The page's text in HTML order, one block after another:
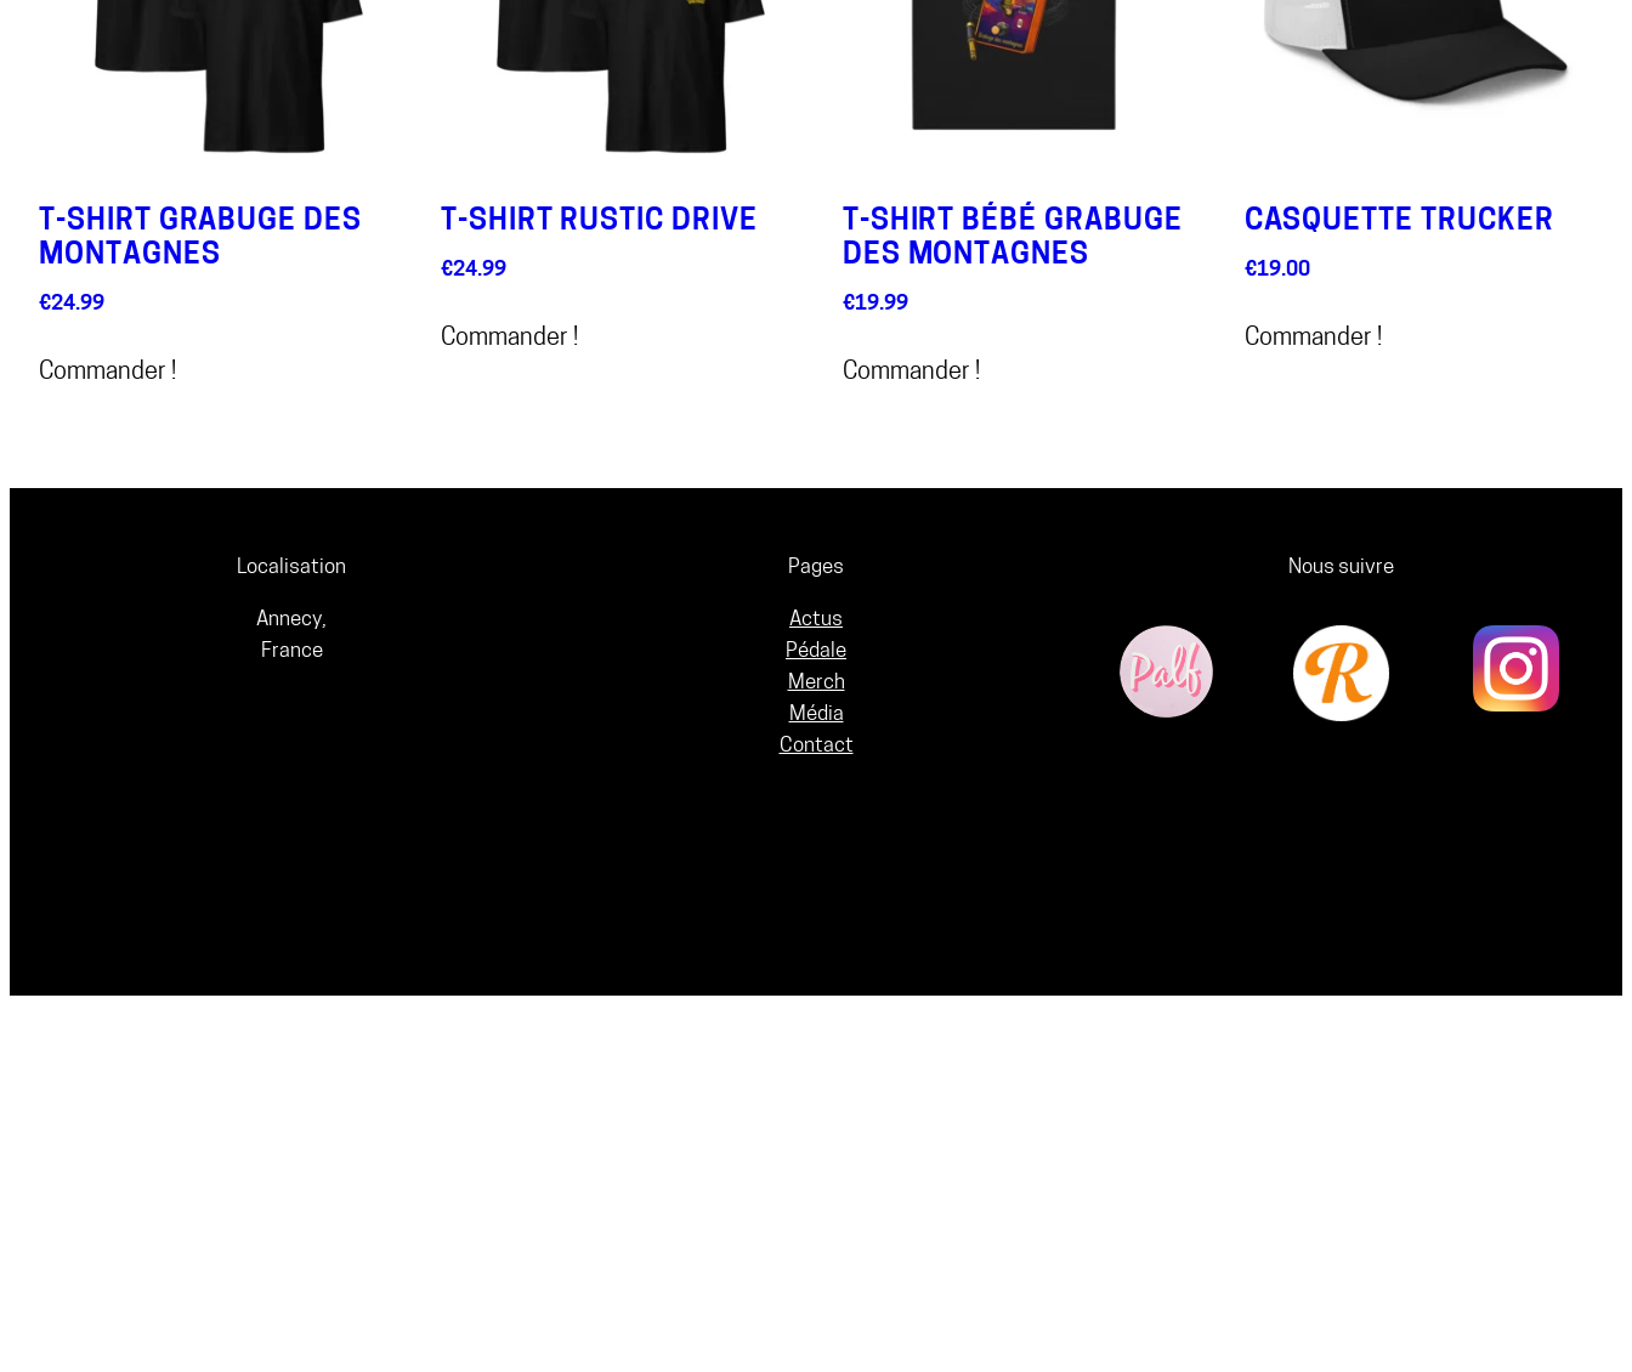
T-SHIRT GRABUGE DES
MONTAGNES
€24.99
Commander !
T-SHIRT RUSTIC DRIVE
€24.99
Commander !
T-SHIRT BÉBÉ GRABUGE
DES MONTAGNES
€19.99
Commander !
CASQUETTE TRUCKER
€19.00
Commander !
Localisation
Annecy,
France
Pages
Actus
Pédale
Merch
Média
Contact
Nous suivre